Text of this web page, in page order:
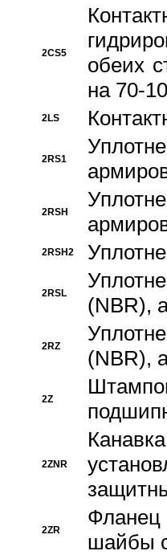
2CS5
обеих
на 70-
2LS
2RS1
2RSH
2RSH2
2RSL
(NBR),
2RZ
(NBR),
2Z
2ZNR
2ZR
Фланец
шайбы